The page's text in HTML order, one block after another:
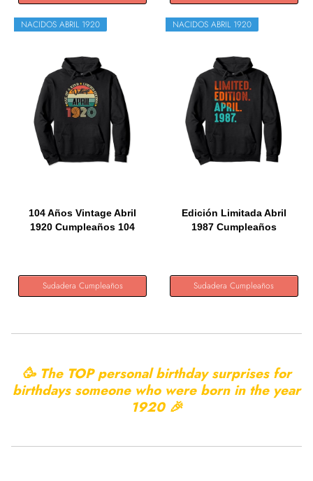
NACIDOS ABRIL 1920
104 Años Vintage Abril
1920 Cumpleaños 104
Sudadera Cumpleaños
NACIDOS ABRIL 1920
Edición Limitada Abril
1987 Cumpleaños
Sudadera Cumpleaños
🥳 The TOP personal birthday surprises for
birthdays someone who were born in the year
1920 🎉